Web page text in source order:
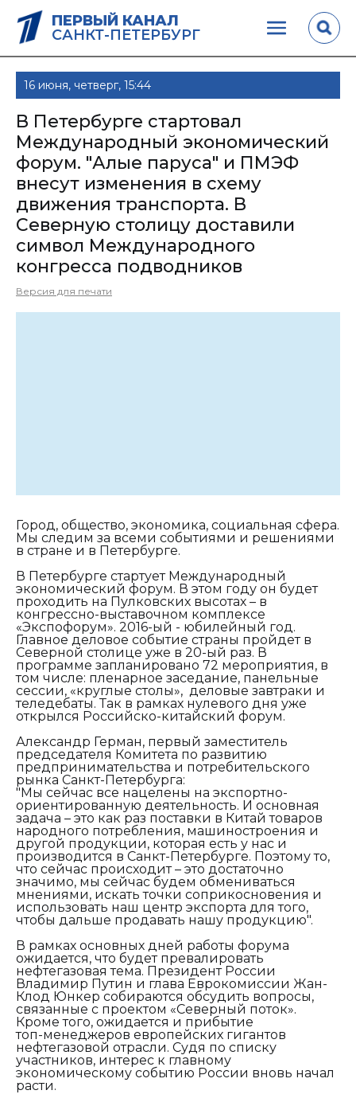
ПЕРВЫЙ КАНАЛ
САНКТ-ПЕТЕРБУРГ
16 июня, четверг, 15:44
В Петербурге стартовал
Международный экономический
форум. "Алые паруса" и ПМЭФ
внесут изменения в схему
движения транспорта. В
Северную столицу доставили
символ Международного
конгресса подводников
Версия для печати
Город, общество, экономика, социальная сфера.
Мы следим за всеми событиями и решениями
в стране и в Петербурге.
В Петербурге стартует Международный
экономический форум. В этом году он будет
проходить на Пулковских высотах – в
конгрессно-выставочном комплексе
«Экспофорум». 2016-ый - юбилейный год.
Главное деловое событие страны пройдет в
Северной столице уже в 20-ый раз. В
программе запланировано 72 мероприятия, в
том числе: пленарное заседание, панельные
сессии, «круглые столы», деловые завтраки и
теледебаты. Так в рамках нулевого дня уже
открылся Российско-китайский форум.
Александр Герман, первый заместитель
председателя Комитета по развитию
предпринимательства и потребительского
рынка Санкт-Петербурга:
"Мы сейчас все нацелены на экспортно-
ориентированную деятельность. И основная
задача – это как раз поставки в Китай товаров
народного потребления, машиностроения и
другой продукции, которая есть у нас и
производится в Санкт-Петербурге. Поэтому то,
что сейчас происходит – это достаточно
значимо, мы сейчас будем обмениваться
мнениями, искать точки соприкосновения и
использовать наш центр экспорта для того,
чтобы дальше продавать нашу продукцию".
В рамках основных дней работы форума
ожидается, что будет превалировать
нефтегазовая тема. Президент России
Владимир Путин и глава Еврокомиссии Жан-
Клод Юнкер собираются обсудить вопросы,
связанные с проектом «Северный поток».
Кроме того, ожидается и прибытие
топ-менеджеров европейских гигантов
нефтегазовой отрасли. Судя по списку
участников, интерес к главному
экономическому событию России вновь начал
расти.